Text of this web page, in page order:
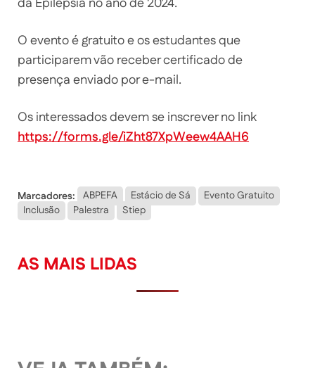
O evento é gratuito e os estudantes que
participarem vão receber certificado de
presença enviado por e-mail.
Os interessados devem se inscrever no link
https://forms.gle/iZht87XpWeew4AAH6
Marcadores: ABPEFA Estácio de Sá
Evento Gratuito
Inclusão
Palestra Stiep
AS MAIS LIDAS